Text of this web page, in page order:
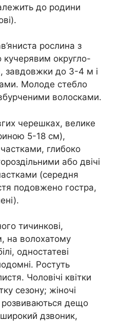
до родини
рослина з
кучерявим округло-
завдовжки до 3-4 м і
Молоде стебло
волосками.
черешках, велике
5-18 см),
глибоко
або двічі
(середня
подовжено гостра,
тичинкові,
на волохатому
одностатеві
Ростуть
Чоловічі квітки
сезону; жіночі
дещо
дзвоник,